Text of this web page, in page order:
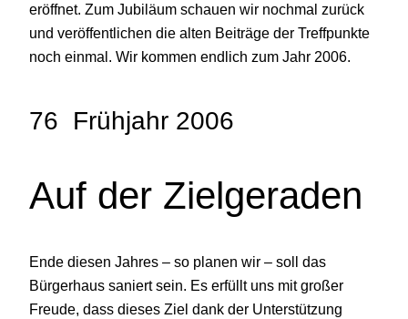
eröffnet. Zum Jubiläum schauen wir nochmal zurück
und veröffentlichen die alten Beiträge der Treffpunkte
noch einmal. Wir kommen endlich zum Jahr 2006.
76 Frühjahr 2006
Auf der Zielgeraden
Ende diesen Jahres – so planen wir – soll das
Bürgerhaus saniert sein. Es erfüllt uns mit großer
Freude, dass dieses Ziel dank der Unterstützung